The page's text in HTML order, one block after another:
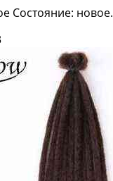
Состояние: новое.